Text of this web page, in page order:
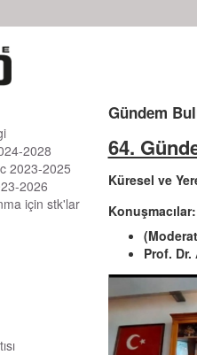
2028
2023-2025
2026
için stk'lar
Gündem
64.
Küresel ve
Konuşmacılar:
Prof.